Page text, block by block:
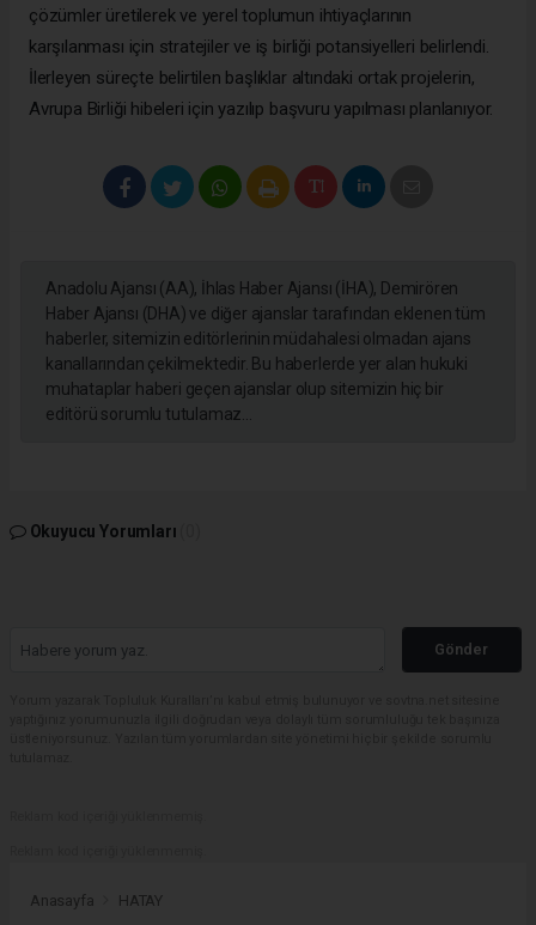
çözümler üretilerek ve yerel toplumun ihtiyaçlarının
karşılanması için stratejiler ve iş birliği potansiyelleri belirlendi.
İlerleyen süreçte belirtilen başlıklar altındaki ortak projelerin,
Avrupa Birliği hibeleri için yazılıp başvuru yapılması planlanıyor.
Anadolu Ajansı (AA), İhlas Haber Ajansı (İHA), Demirören
Haber Ajansı (DHA) ve diğer ajanslar tarafından eklenen tüm
haberler, sitemizin editörlerinin müdahalesi olmadan ajans
kanallarından çekilmektedir. Bu haberlerde yer alan hukuki
muhataplar haberi geçen ajanslar olup sitemizin hiç bir
editörü sorumlu tutulamaz...
Okuyucu Yorumları
Gönder
Anasayfa HATAY